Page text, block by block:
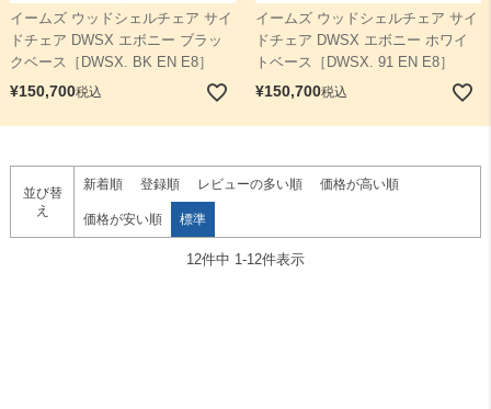
イームズ ウッドシェルチェア サイ
ドチェア DWSX エボニー ブラッ
クベース［DWSX. BK EN E8］
¥150,700税込
イームズ ウッドシェルチェア サイ
ドチェア DWSX エボニー ホワイ
トベース［DWSX. 91 EN E8］
¥150,700税込
並び替
え
新着順 登録順 レビューの多い順 価格が高い順
価格が安い順 標準
12件中 1 -12件表示